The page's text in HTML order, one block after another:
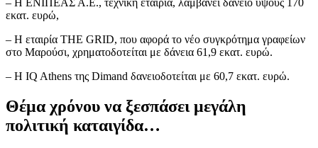
– Η ΕΝΙΠΕΑΣ Α.Ε., τεχνική εταιρία, λαμβάνει δάνειο ύψους 170
εκατ. ευρώ,
– H εταιρία THE GRID, που αφορά το νέο συγκρότημα γραφείων
στο Μαρούσι, χρηματοδοτείται με δάνεια 61,9 εκατ. ευρώ.
– H IQ Athens της Dimand δανειοδοτείται με 60,7 εκατ. ευρώ.
Θέμα χρόνου να ξεσπάσει μεγάλη
πολιτική καταιγίδα…